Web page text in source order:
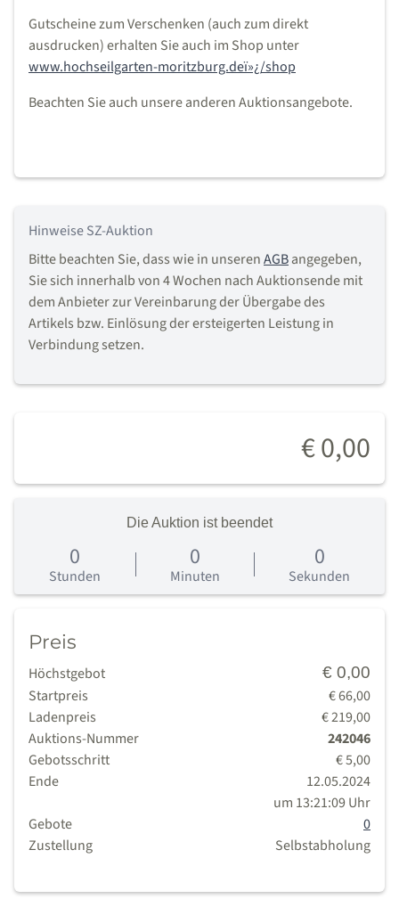
€ 0,00
Die Auktion ist beendet
0
Stunden
0
Minuten
0
Sekunden
Preis
Höchstgebot € 0,00
Startpreis
€ 66,00
Ladenpreis
€ 219,00
Auktions-Nummer
242046
Gebotsschritt
€ 5,00
Ende
12.05.2024
um 13:21:09 Uhr
Gebote
0
Zustellung
Selbstabholung
Gutscheine zum Verschenken (auch zum direkt
ausdrucken) erhalten Sie auch im Shop unter
www.hochseilgarten-moritzburg.deï»¿/shop
Beachten Sie auch unsere anderen Auktionsangebote.
Hinweise SZ-Auktion
Bitte beachten Sie, dass wie in unserenAGBangegeben,
Sie sich innerhalb von 4 Wochen nach Auktionsende mit
dem Anbieter zur Vereinbarung der Übergabe des
Artikels bzw. Einlösung der ersteigerten Leistung in
Verbindung setzen.